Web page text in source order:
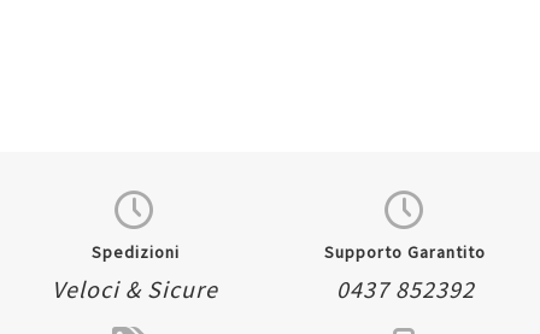
Spedizioni
Veloci & Sicure
Supporto Garantito
0437 852392